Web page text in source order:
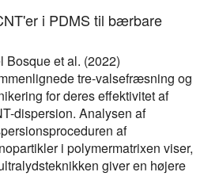
i PDMS til bærbare
Bosque et al. (2022)
tre-valsefræsning og
for deres effektivitet af
dispersion. Analysen af
af
i polymermatrixen viser,
giver en højere